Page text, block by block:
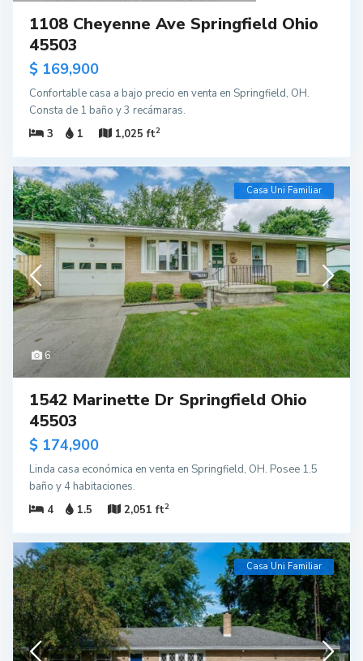
1108 Cheyenne Ave Springfield Ohio
45503
$ 169,900
Confortable casa a bajo precio en venta en Springfield, OH.
Consta de 1 baño y 3 recámaras.
3
1 1,025 ft2
6
Casa Uni Familiar
1542 Marinette Dr Springfield Ohio
45503
$ 174,900
Linda casa económica en venta en Springfield, OH. Posee 1.5
baño y 4 habitaciones.
4
1.5 2,051 ft2
Casa Uni Familiar